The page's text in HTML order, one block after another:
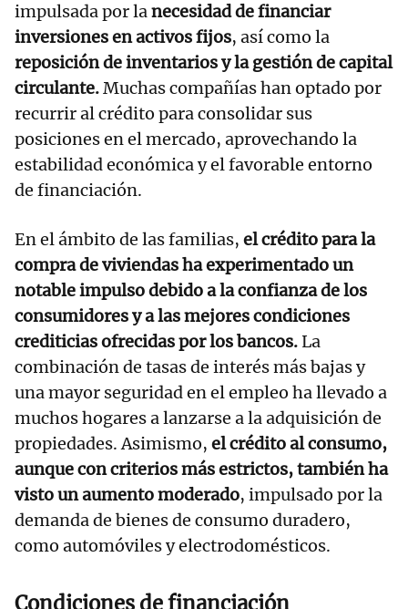
impulsada por lanecesidad de financiar
inversiones en activos fijos, así como la
reposición de inventarios y la gestión de capital
circulante.Muchas compañías han optado por
recurrir al crédito para consolidar sus
posiciones en el mercado, aprovechando la
estabilidad económica y el favorable entorno
de financiación.
En el ámbito de las familias, el crédito para la
compra de viviendas ha experimentado un
notable impulso debido a la confianza de los
consumidores y a las mejores condiciones
crediticias ofrecidas por los bancos.La
combinación de tasas de interés más bajas y
una mayor seguridad en el empleo ha llevado a
muchos hogares a lanzarse a la adquisición de
propiedades. Asimismo, el crédito al consumo,
aunque con criterios más estrictos, también ha
visto un aumento moderado, impulsado por la
demanda de bienes de consumo duradero,
como automóviles y electrodomésticos.